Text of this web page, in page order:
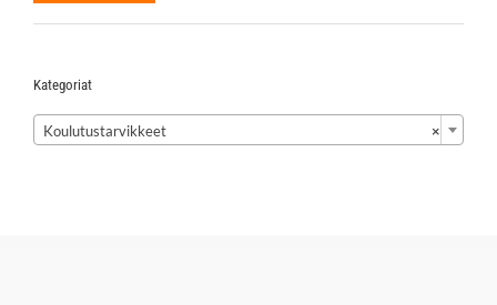
Kategoriat
×
Koulutustarvikkeet